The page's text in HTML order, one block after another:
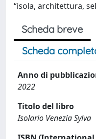
“isola, architettura,
Scheda breve
Scheda
Anno di
2022
Titolo del libro
Isolario Venezia Sylva